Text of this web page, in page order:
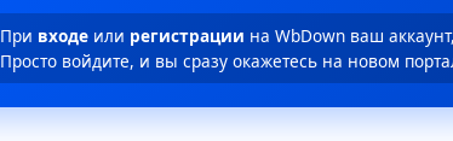
При входе или регистрации на WbDown ваш
Просто войдите, и вы сразу окажетесь на новом